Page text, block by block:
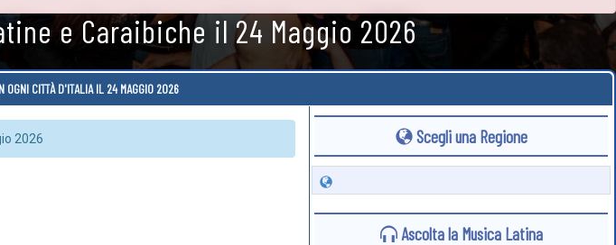
e Caraibiche il 24 Maggio 2026
OGNI CITTÀ D'ITALIA IL 24 MAGGIO 2026
2026 Scegli una Regione
Ascolta la Musica Latina